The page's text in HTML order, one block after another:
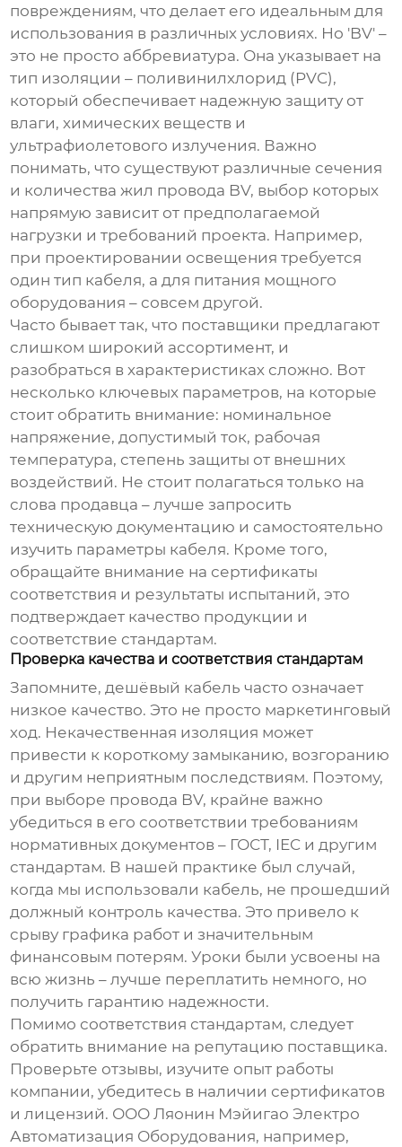
повреждениям, что делает его идеальным для
использования в различных условиях. Но 'BV' –
это не просто аббревиатура. Она указывает на
тип изоляции – поливинилхлорид (PVC),
который обеспечивает надежную защиту от
влаги, химических веществ и
ультрафиолетового излучения. Важно
понимать, что существуют различные сечения
и количества жил провода BV, выбор которых
напрямую зависит от предполагаемой
нагрузки и требований проекта. Например,
при проектировании освещения требуется
один тип кабеля, а для питания мощного
оборудования – совсем другой.
Часто бывает так, что поставщики предлагают
слишком широкий ассортимент, и
разобраться в характеристиках сложно. Вот
несколько ключевых параметров, на которые
стоит обратить внимание: номинальное
напряжение, допустимый ток, рабочая
температура, степень защиты от внешних
воздействий. Не стоит полагаться только на
слова продавца – лучше запросить
техническую документацию и самостоятельно
изучить параметры кабеля. Кроме того,
обращайте внимание на сертификаты
соответствия и результаты испытаний, это
подтверждает качество продукции и
соответствие стандартам.
Проверка качества и соответствия стандартам
Запомните, дешёвый кабель часто означает
низкое качество. Это не просто маркетинговый
ход. Некачественная изоляция может
привести к короткому замыканию, возгоранию
и другим неприятным последствиям. Поэтому,
при выборе провода BV, крайне важно
убедиться в его соответствии требованиям
нормативных документов – ГОСТ, IEC и другим
стандартам. В нашей практике был случай,
когда мы использовали кабель, не прошедший
должный контроль качества. Это привело к
срыву графика работ и значительным
финансовым потерям. Уроки были усвоены на
всю жизнь – лучше переплатить немного, но
получить гарантию надежности.
Помимо соответствия стандартам, следует
обратить внимание на репутацию поставщика.
Проверьте отзывы, изучите опыт работы
компании, убедитесь в наличии сертификатов
и лицензий. ООО Ляонин Мэйигао Электро
Автоматизация Оборудования, например,